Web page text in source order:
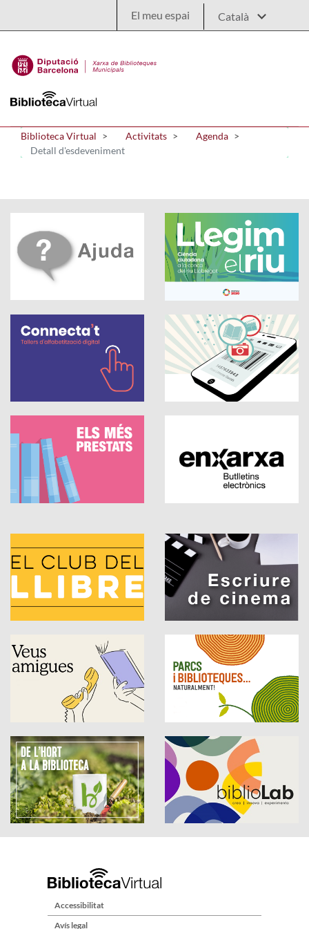
El meu espai
Biblioteca Virtual Activitats
Agenda
Detall d'esdeveniment
Accessibilitat
Avís legal